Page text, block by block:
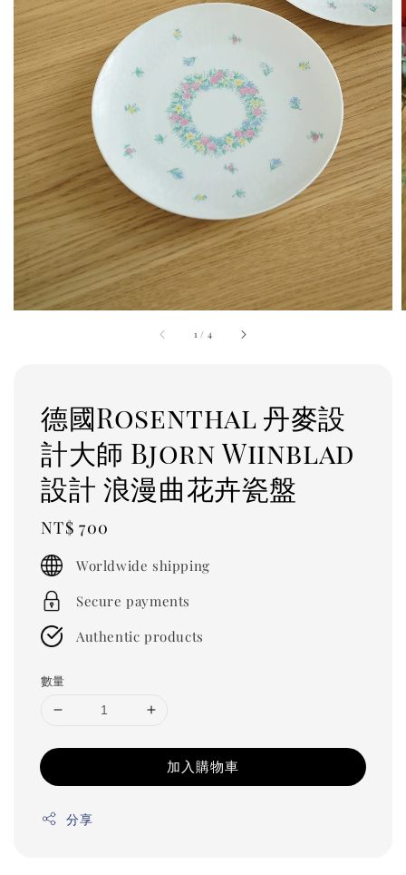
1 / 4
德國Rosenthal 丹麥設
計大師 Bjorn Wiinblad
設計 浪漫曲花卉瓷盤
Regular
price
NT$ 700
Worldwide shipping
Secure payments
Authentic products
數量
加入購物車
分享